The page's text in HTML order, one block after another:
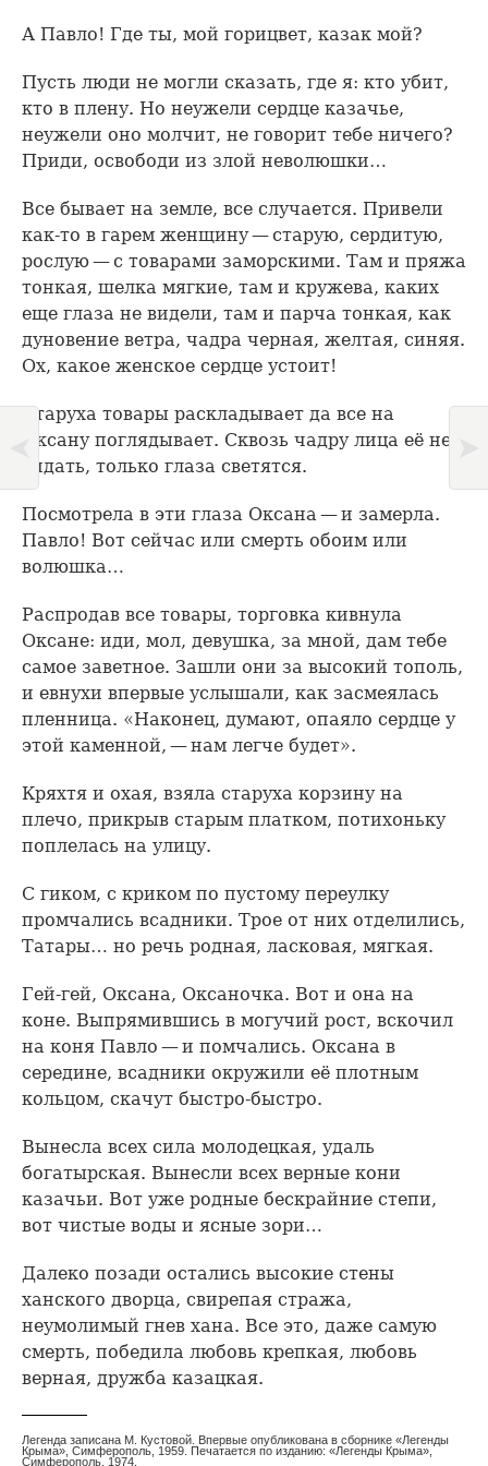
А Павло! Где ты, мой горицвет, казак мой?
Пусть люди не могли сказать, где я: кто убит,
кто в плену. Но неужели сердце казачье,
неужели оно молчит, не говорит тебе ничего?
Приди, освободи из злой неволюшки…
Все бывает на земле, все случается. Привели
как-то в гарем женщину — старую, сердитую,
рослую — с товарами заморскими. Там и пряжа
тонкая, шелка мягкие, там и кружева, каких
еще глаза не видели, там и парча тонкая, как
дуновение ветра, чадра черная, желтая, синяя.
Ох, какое женское сердце устоит!
Старуха товары раскладывает да все на
Оксану поглядывает. Сквозь чадру лица её не
видать, только глаза светятся.
Посмотрела в эти глаза Оксана — и замерла.
Павло! Вот сейчас или смерть обоим или
волюшка…
Распродав все товары, торговка кивнула
Оксане: иди, мол, девушка, за мной, дам тебе
самое заветное. Зашли они за высокий тополь,
и евнухи впервые услышали, как засмеялась
пленница. «Наконец, думают, опаяло сердце у
этой каменной, — нам легче будет».
Кряхтя и охая, взяла старуха корзину на
плечо, прикрыв старым платком, потихоньку
поплелась на улицу.
С гиком, с криком по пустому переулку
промчались всадники. Трое от них отделились,
Татары… но речь родная, ласковая, мягкая.
Гей-гей, Оксана, Оксаночка. Вот и она на
коне. Выпрямившись в могучий рост, вскочил
на коня Павло — и помчались. Оксана в
середине, всадники окружили её плотным
кольцом, скачут быстро-быстро.
Вынесла всех сила молодецкая, удаль
богатырская. Вынесли всех верные кони
казачьи. Вот уже родные бескрайние степи,
вот чистые воды и ясные зори…
Далеко позади остались высокие стены
ханского дворца, свирепая стража,
неумолимый гнев хана. Все это, даже самую
смерть, победила любовь крепкая, любовь
верная, дружба казацкая.
Легенда записана М. Кустовой. Впервые опубликована в сборнике «Легенды
Крыма», Симферополь, 1959. Печатается по изданию: «Легенды Крыма»,
Симферополь, 1974.